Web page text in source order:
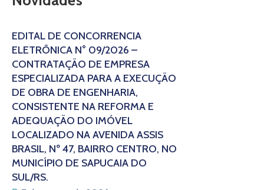
EDITAL DE CONCORRÊNCIA
ELETRÔNICA N° 09/2026 –
CONTRATAÇÃO DE EMPRESA
ESPECIALIZADA PARA A EXECUÇÃO
DE OBRA DE ENGENHARIA,
CONSISTENTE NA REFORMA E
ADEQUAÇÃO DO IMÓVEL
LOCALIZADO NA AVENIDA ASSIS
BRASIL, Nº 47, BAIRRO CENTRO, NO
MUNICÍPIO DE SAPUCAIA DO
SUL/RS.